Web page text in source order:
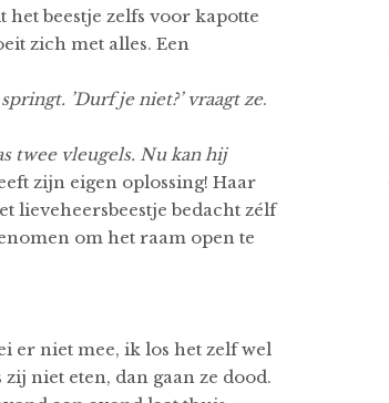
het beestje zelfs voor kapotte
zich met alles. Een
’Durf je niet?’ vraagt ze.
twee vleugels. Nu kan hij
zijn eigen oplossing! Haar
lieveheersbeestje bedacht zélf
om het raam open te
er niet mee, ik los het zelf wel
niet eten, dan gaan ze dood.